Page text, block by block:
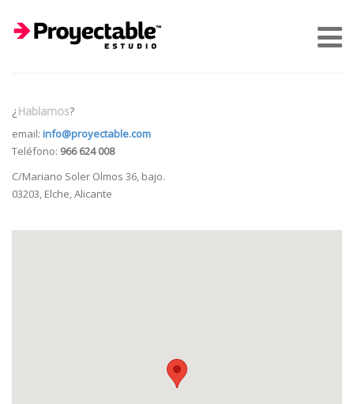
¿ Hablamos?
email: info@proyectable.com
Teléfono: 966 624 008
C/Mariano Soler Olmos 36, bajo.
03203, Elche, Alicante